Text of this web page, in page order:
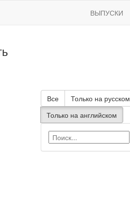
ВЫПУСКИ
Все
Только на русском
Только на английском